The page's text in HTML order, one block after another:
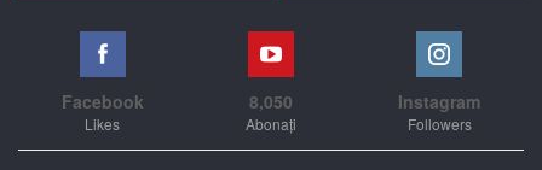
Facebook
Likes
8,050
Abonați
Instagram
Followers